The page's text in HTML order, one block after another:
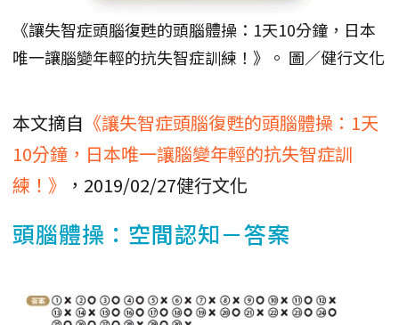
《讓失智症頭腦復甦的頭腦體操：1天10分鐘，日本
唯一讓腦變年輕的抗失智症訓練！》。 圖／健行文化
本文摘自 《讓失智症頭腦復甦的頭腦體操：1天
10分鐘，日本唯一讓腦變年輕的抗失智症訓
練！》
，2019/02/27健行文化
頭腦體操：空間認知－答案